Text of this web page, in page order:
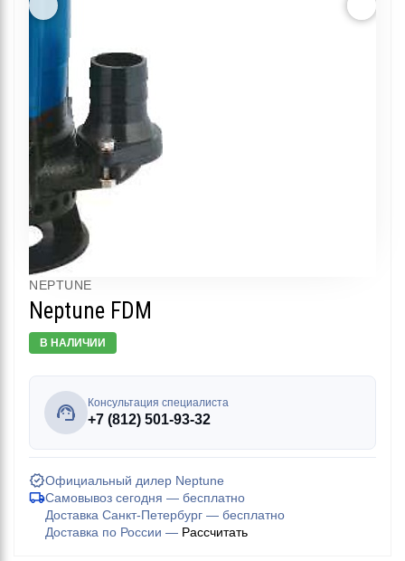
NEPTUNE
Neptune FDM
В НАЛИЧИИ
Консультация специалиста
+7 (812) 501-93-32
Официальный дилер Neptune
Самовывоз сегодня — бесплатно
Доставка Санкт-Петербург — бесплатно
Доставка по России — Рассчитать